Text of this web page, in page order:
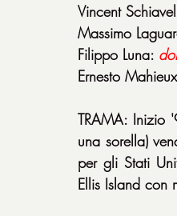
Vincent
Massimo
Filippo Luna:
Ernesto
TRAMA: Inizio
una sorella)
per gli Stati
Ellis Island con